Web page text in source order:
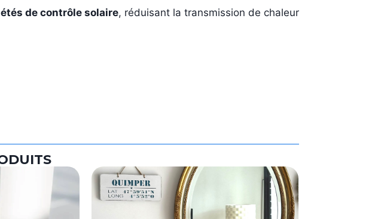
de contrôle solaire, réduisant la transmission de chaleur